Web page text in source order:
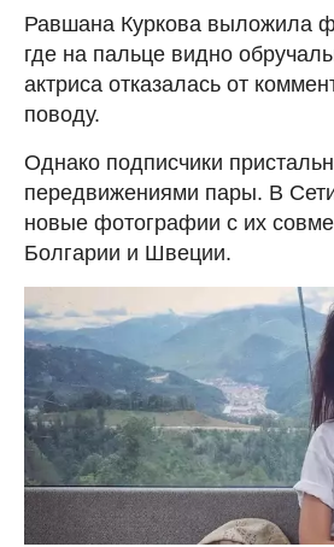
Равшана Куркова выложила
где на пальце видно
актриса отказалась от
поводу.
Однако подписчики
передвижениями пары. В
новые фотографии с их
Болгарии и Швеции.